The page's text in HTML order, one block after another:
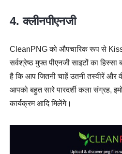
4. क्लीनपीएनजी
CleanPNG को औपचारिक रूप से
सर्वश्रेष्ठ मुफ्त पीएनजी साइटों का
है कि आप जितनी चाहें उतनी तस्वीरें और
आपको बहुत सारे पारदर्शी कला संग्रह,
कार्यक्रम आदि मिलेंगे।